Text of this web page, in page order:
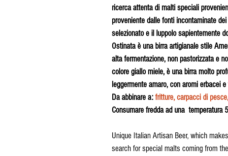
ricerca attenta di malti speciali
proveniente dalle fonti incontaminate
selezionato e il luppolo sapientemente
Ostinata è una birra artigianale stile
alta fermentazione, non pastorizzata e
colore giallo miele, è una birra molto
leggermente amaro, con aromi erbacei
Da abbinare a: fritture, carpacci di
Consumare fredda ad una temperatura
Unique Italian Artisan Beer, which
search for special malts coming from